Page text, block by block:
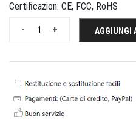
Certificazion: CE, FCC, RoHS
+
- AGGIUNGI